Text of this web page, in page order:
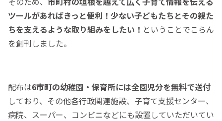
ツールがあればきっと便利！少ない子どもたちとその親た
ちを支えるような取り組みをしたい！ ということでこらん
を創刊しました。
配布は6市町の幼稚園・保育所には全園児分を無料で送付
しており、その他各行政関連施設、子育て支援センター、
病院、スーパー、コンビニなどにも設置していただいてい